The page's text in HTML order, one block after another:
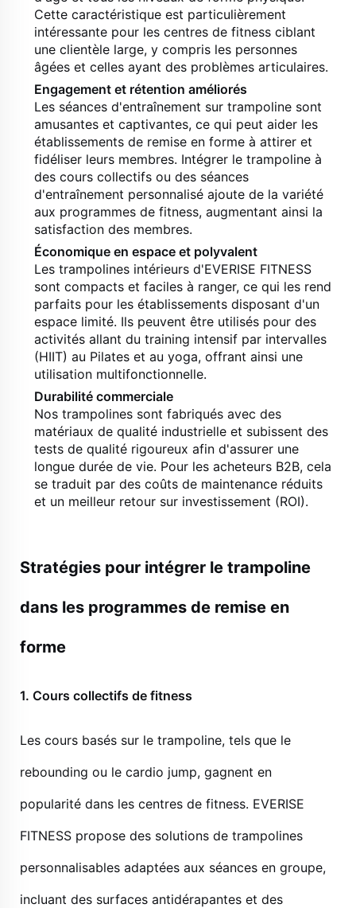
Cette caractéristique est particulièrement
intéressante pour les centres de fitness ciblant
une clientèle large, y compris les personnes
âgées et celles ayant des problèmes articulaires.
Engagement et rétention améliorés
Les séances d'entraînement sur trampoline sont
amusantes et captivantes, ce qui peut aider les
établissements de remise en forme à attirer et
fidéliser leurs membres. Intégrer le trampoline à
des cours collectifs ou des séances
d'entraînement personnalisé ajoute de la variété
aux programmes de fitness, augmentant ainsi la
satisfaction des membres.
Économique en espace et polyvalent
Les trampolines intérieurs d'EVERISE FITNESS
sont compacts et faciles à ranger, ce qui les rend
parfaits pour les établissements disposant d'un
espace limité. Ils peuvent être utilisés pour des
activités allant du training intensif par intervalles
(HIIT) au Pilates et au yoga, offrant ainsi une
utilisation multifonctionnelle.
Durabilité commerciale
Nos trampolines sont fabriqués avec des
matériaux de qualité industrielle et subissent des
tests de qualité rigoureux afin d'assurer une
longue durée de vie. Pour les acheteurs B2B, cela
se traduit par des coûts de maintenance réduits
et un meilleur retour sur investissement (ROI).
Stratégies pour intégrer le trampoline
dans les programmes de remise en
forme
1. Cours collectifs de fitness
Les cours basés sur le trampoline, tels que le
rebounding ou le cardio jump, gagnent en
popularité dans les centres de fitness. EVERISE
FITNESS propose des solutions de trampolines
personnalisables adaptées aux séances en groupe,
incluant des surfaces antidérapantes et des